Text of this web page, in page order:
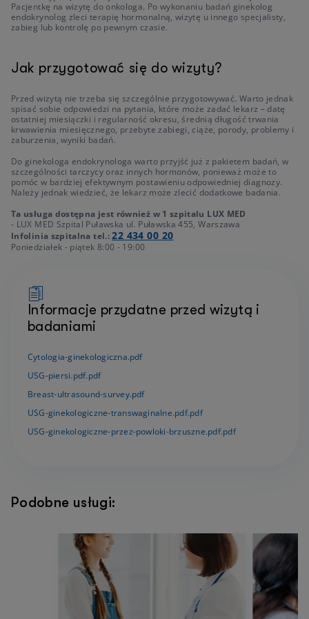
Pacjentkę na wizytę do onkologa. Po wykonaniu badań ginekolog
endokrynolog zleci terapię hormonalną, wizytę u innego specjalisty,
zabieg lub kontrolę po pewnym czasie.
Jak przygotować się do wizyty?
Przed wizytą nie trzeba się szczególnie przygotowywać. Warto jednak
spisać sobie odpowiedzi na pytania, które może zadać lekarz – datę
ostatniej miesiączki i regularność okresu, średnią długość trwania
krwawienia miesięcznego, przebyte zabiegi, ciąże, porody, problemy i
zaburzenia, wyniki badań.
Do ginekologa endokrynologa warto przyjść już z pakietem badań, w
szczególności tarczycy oraz innych hormonów, ponieważ może to
pomóc w bardziej efektywnym postawieniu odpowiedniej diagnozy.
Należy jednak wiedzieć, że lekarz może zlecić dodatkowe badania.
Ta usługa dostępna jest również w 1 szpitalu LUX MED
- LUX MED Szpital Puławska ul. Puławska 455, Warszawa
Infolinia szpitalna tel.:22 434 00 20
Poniedziałek - piątek 8:00 - 19:00
Informacje przydatne przed wizytą i
badaniami
Cytologia-ginekologiczna.pdf
USG-piersi.pdf.pdf
Breast-ultrasound-survey.pdf
USG-ginekologiczne-transwaginalne.pdf.pdf
USG-ginekologiczne-przez-powloki-brzuszne.pdf.pdf
Podobne usługi: